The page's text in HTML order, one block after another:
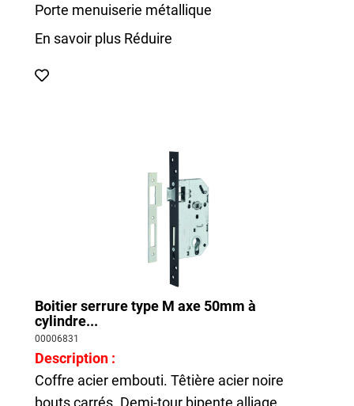
Porte menuiserie métallique
En savoir plus Réduire
Boitier serrure type M axe 50mm à
cylindre...
00006831
Description :
Coffre acier embouti. Têtière acier noire
bouts carrés. Demi-tour bipente alliage